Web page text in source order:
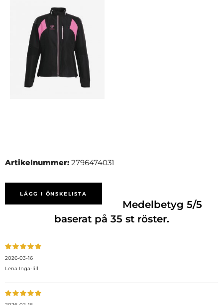
Artikelnummer: 2796474031
LÄGG I ÖNSKELISTA
Medelbetyg5/5
baserat på 35 st röster.
2026-03-16
Lena Inga-lill